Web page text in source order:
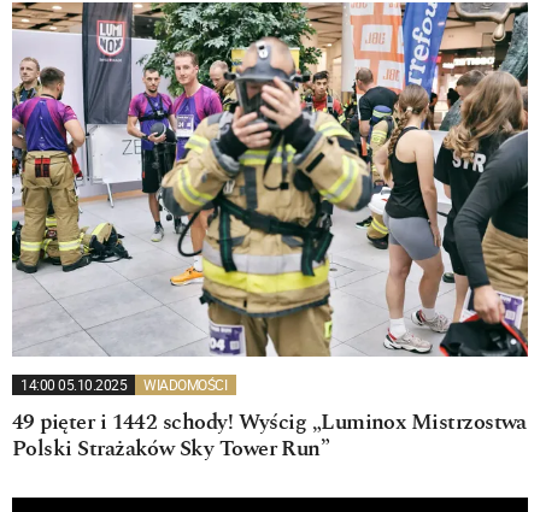
14:00 05.10.2025 WIADOMOŚCI
49 pięter i 1442 schody! Wyścig „Luminox Mistrzostwa
Polski Strażaków Sky Tower Run”